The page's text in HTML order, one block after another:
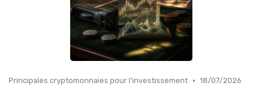
Principales cryptomonnaies pour l'investissement • 18/07/2026